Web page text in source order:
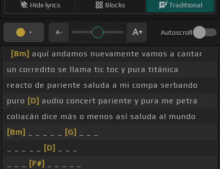
Hide lyrics Blocks Traditional
Autoscroll
[Bm] aquí andamos nuevamente vamos a cantar
un corredito se llama tic toc y pura titánica
reacto de pariente saluda a mi compa serbando
puro [D] audio concert pariente y pura me petra
coliacán dice más o menos así saluda al mundo
[Bm]
[G]
[D]
[F#]